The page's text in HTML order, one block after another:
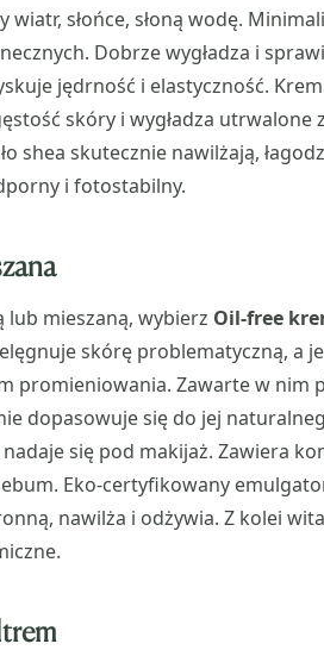
wiatr, słońce, słoną wodę.
Dobrze wygładza i
jędrność i elastyczność.
skóry i wygładza utrwalone
shea skutecznie nawilżają,
i fotostabilny.
lub mieszaną, wybierz Oil-free
skórę problematyczną, a
promieniowania. Zawarte w nim
dopasowuje się do jej
się pod makijaż. Zawiera
Eko-certyfikowany
nawilża i odżywia. Z kolei